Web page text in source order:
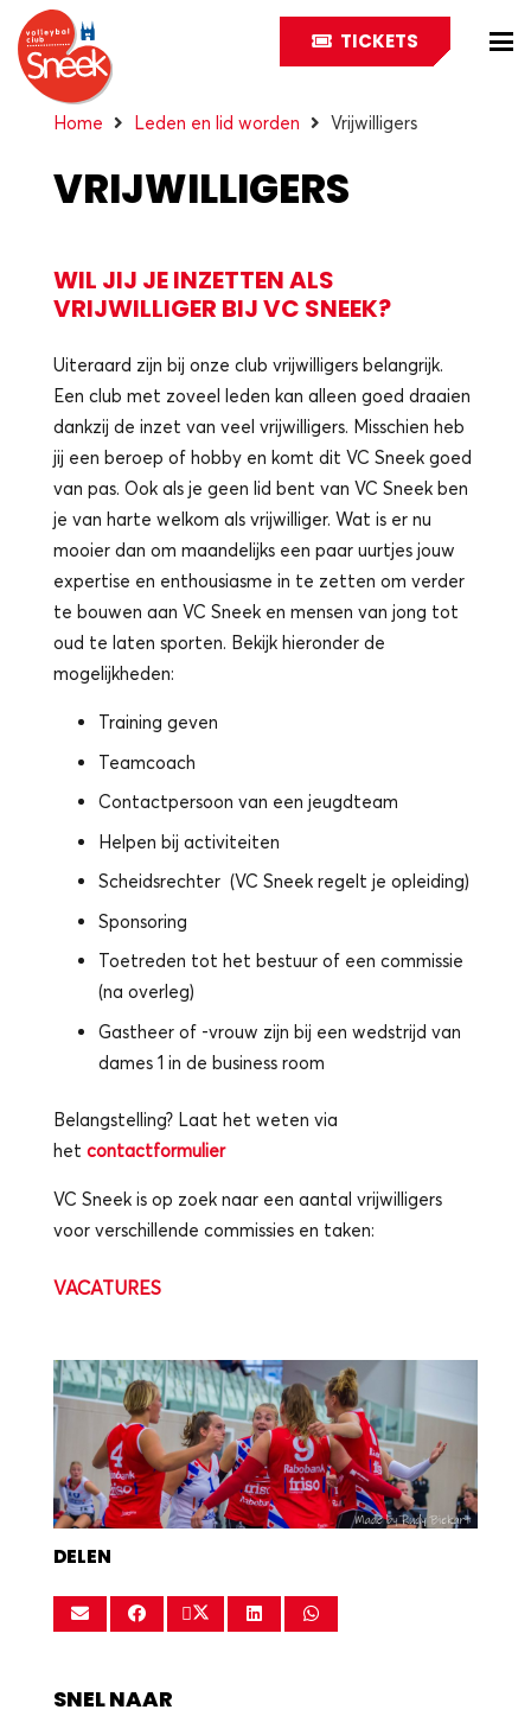
TICKETS
Home Leden en lid worden Vrijwilligers
VRIJWILLIGERS
WIL JIJ JE INZETTEN ALS
VRIJWILLIGER BIJ VC SNEEK?
Uiteraard zijn bij onze club vrijwilligers belangrijk.
Een club met zoveel leden kan alleen goed draaien
dankzij de inzet van veel vrijwilligers. Misschien heb
jij een beroep of hobby en komt dit VC Sneek goed
van pas. Ook als je geen lid bent van VC Sneek ben
je van harte welkom als vrijwilliger. Wat is er nu
mooier dan om maandelijks een paar uurtjes jouw
expertise en enthousiasme in te zetten om verder
te bouwen aan VC Sneek en mensen van jong tot
oud te laten sporten. Bekijk hieronder de
mogelijkheden:
Training geven
Teamcoach
Contactpersoon van een jeugdteam
Helpen bij activiteiten
Scheidsrechter (VC Sneek regelt je opleiding)
Sponsoring
Toetreden tot het bestuur of een commissie
(na overleg)
Gastheer of -vrouw zijn bij een wedstrijd van
dames 1 in de business room
Belangstelling? Laat het weten via
het contactformulier
VC Sneek is op zoek naar een aantal vrijwilligers
voor verschillende commissies en taken:
VACATURES
DELEN
SNEL NAAR